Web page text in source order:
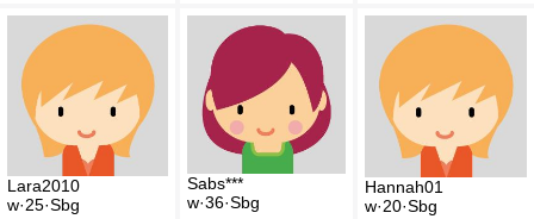
Lara2010
w·25·Sbg
Sabs***
w·36·Sbg
Hannah01
w·20·Sbg